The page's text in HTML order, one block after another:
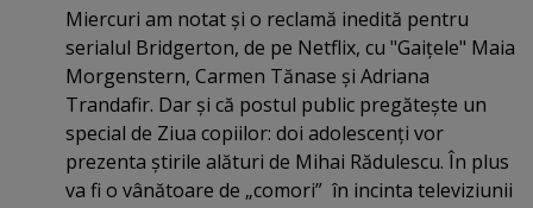
Miercuri am notat şi o reclamă inedită pentru
serialul Bridgerton, de pe Netflix, cu "Gaiţele" Maia
Morgenstern, Carmen Tănase şi Adriana
Trandafir. Dar şi că postul public pregăteşte un
special de Ziua copiilor: doi adolescenţi vor
prezenta ştirile alături de Mihai Rădulescu. În plus
va fi o vânătoare de „comori” în incinta televiziunii